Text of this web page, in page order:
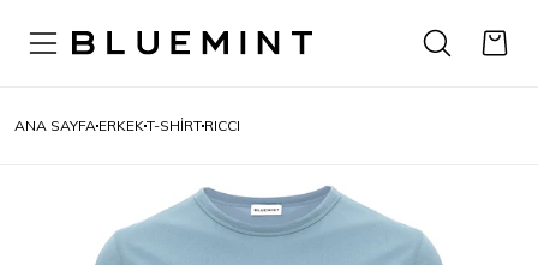
ANA SAYFA ERKEKT-SHIRT RICCI